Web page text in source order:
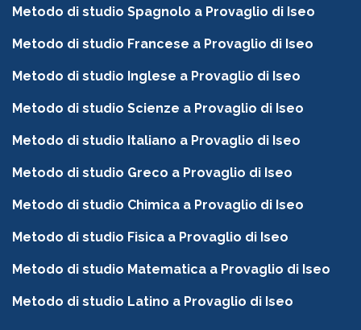
Metodo di studio Spagnolo a Provaglio di Iseo
Metodo di studio Francese a Provaglio di Iseo
Metodo di studio Inglese a Provaglio di Iseo
Metodo di studio Scienze a Provaglio di Iseo
Metodo di studio Italiano a Provaglio di Iseo
Metodo di studio Greco a Provaglio di Iseo
Metodo di studio Chimica a Provaglio di Iseo
Metodo di studio Fisica a Provaglio di Iseo
Metodo di studio Matematica a Provaglio di Iseo
Metodo di studio Latino a Provaglio di Iseo